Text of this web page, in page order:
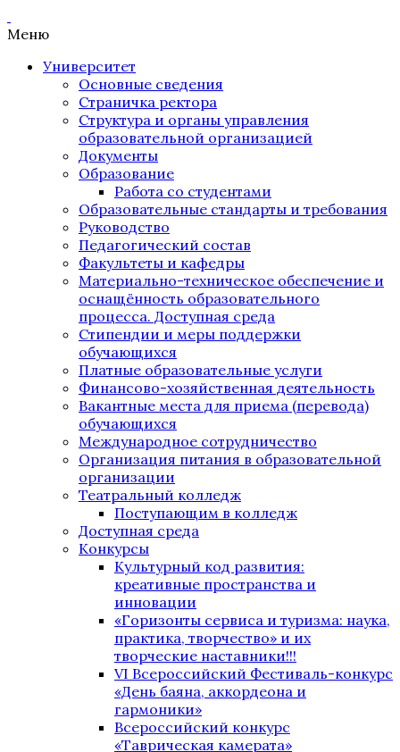
Меню
Университет
Основные сведения
Страничка ректора
Структура и органы управления
образовательной организацией
Документы
Образование
Работа со студентами
Образовательные стандарты и требования
Руководство
Педагогический состав
Факультеты и кафедры
Материально-техническое обеспечение и
оснащённость образовательного
процесса. Доступная среда
Стипендии и меры поддержки
обучающихся
Платные образовательные услуги
Финансово-хозяйственная деятельность
Вакантные места для приема (перевода)
обучающихся
Международное сотрудничество
Организация питания в образовательной
организации
Театральный колледж
Поступающим в колледж
Доступная среда
Конкурсы
Культурный код развития:
креативные пространства и
инновации
«Горизонты сервиса и туризма: наука,
практика, творчество» и их
творческие наставники!!!
VI Всероссийский Фестиваль-конкурс
«День баяна, аккордеона и
гармоники»
Всероссийский конкурс
«Таврическая камерата»